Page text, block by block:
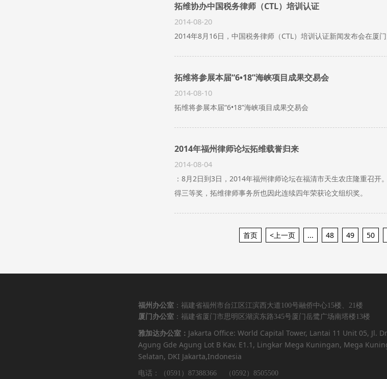
拓维协办中国税务律师（CTL）培训认证
2014-08-20
2014年8月16日，中国税务律师（CTL）培训认证新闻发布会在厦
拓维将参展本届“6•18”海峡项目成果交易会
2014-08-10
拓维将参展本届“6•18”海峡项目成果交易会
2014年福州律师论坛拓维载誉归来
2014-08-04
：8月2日到3日，2014年福州律师论坛在福清市天生农庄隆重召
得三等奖，拓维律师事务所也因此连续四年荣获论文组织奖。
首页 <上一页 ... 48 49 50
福州办公室 ：福建省福州市台江区江滨西大道100号融侨中心15楼、21楼
厦门办公室 ：福建省厦门市思明区湖滨东路345号厦门岳鹭广场南塔楼13楼
雅加达办公室： Jakarta Office: World Capital Tower, Lantai 11 Unit 05, Jl.
Agung Gde Agung Lot B Kav. E1.1, Lingkar Mega Kuningan, Mega
Selatan, DKI Jakarta,Indonesia
电话：（0591）87388366 （0592）8505500